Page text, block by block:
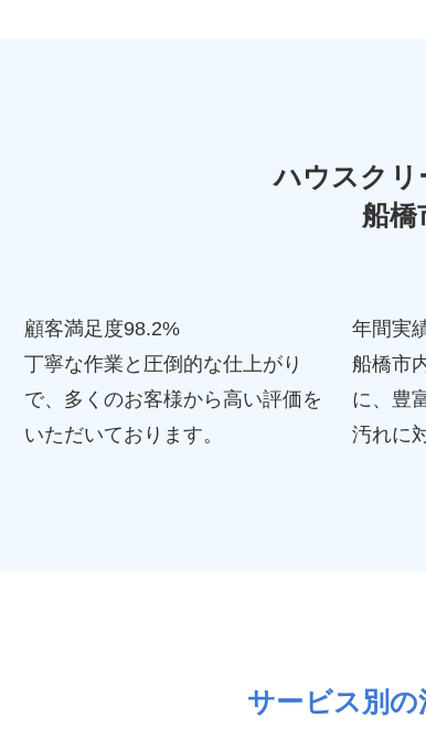
ハウスクリ
船橋
顧客満足度98.2%
丁寧な作業と圧倒的な仕上がり
で、多くのお客様から高い評価を
いただいております。
年間実
船橋市
に、豊
汚れに
サービス別